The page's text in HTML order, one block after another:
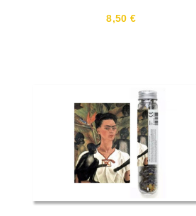
8,50 €